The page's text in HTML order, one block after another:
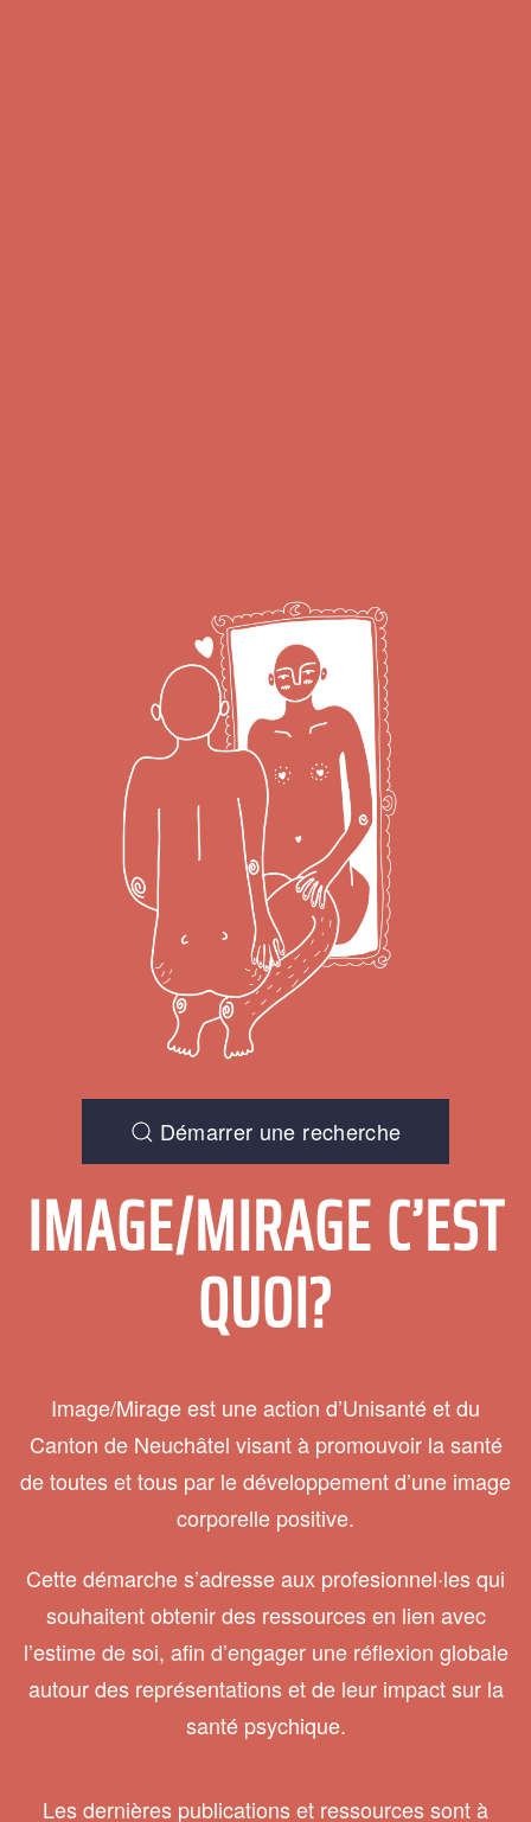
Démarrer une recherche
IMAGE/MIRAGE C’EST
QUOI?
Image/Mirage est une action d’Unisanté et du
Canton de Neuchâtel visant à promouvoir la santé
de toutes et tous par le développement d’une image
corporelle positive.
Cette démarche s’adresse aux profesionnel·les qui
souhaitent obtenir des ressources en lien avec
l’estime de soi, afin d’engager une réflexion globale
autour des représentations et de leur impact sur la
santé psychique.
Les dernières publications et ressources sont à